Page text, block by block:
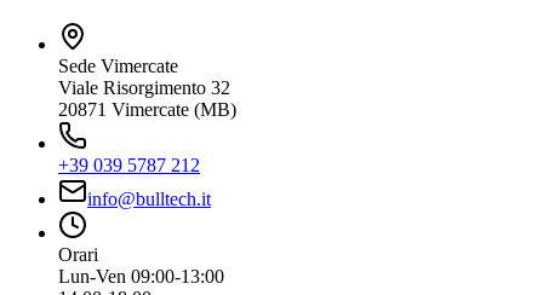
Sede Vimercate
Viale Risorgimento 32
20871 Vimercate (MB)
+39 039 5787 212
info@bulltech.it
Orari
Lun-Ven 09:00-13:00